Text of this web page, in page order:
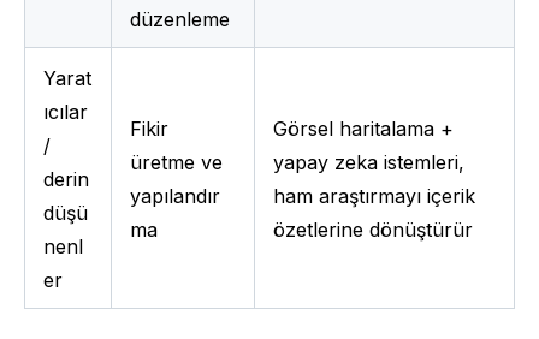
düzenleme
Yarat
ıcılar
/
derin
düşü
nenl
er
Fikir
üretme ve
yapılandır
ma
Görsel haritalama +
yapay zeka istemleri,
ham araştırmayı içerik
özetlerine dönüştürür